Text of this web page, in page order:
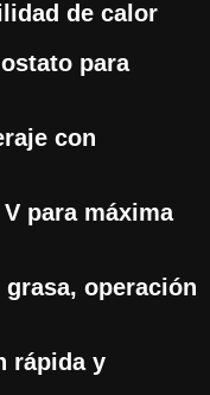
de calor
para
con
para máxima
grasa, operación
rápida y